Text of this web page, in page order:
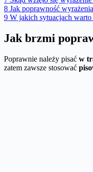
8 Jak poprawność
9 W jakich sytuacjach
Jak brzmi
Poprawnie należy pisać w
zatem zawsze stosować